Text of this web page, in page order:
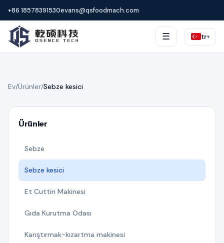
+86 18578391530evans@qsfoodmach.com
☰ tr▾
Ev/Ürünler/Sebze kesici
Ürünler
Sebze
Sebze kesici
Et Cuttin Makinesi
Gıda Kurutma Odası
Karıştırmak-kızartma makinesi